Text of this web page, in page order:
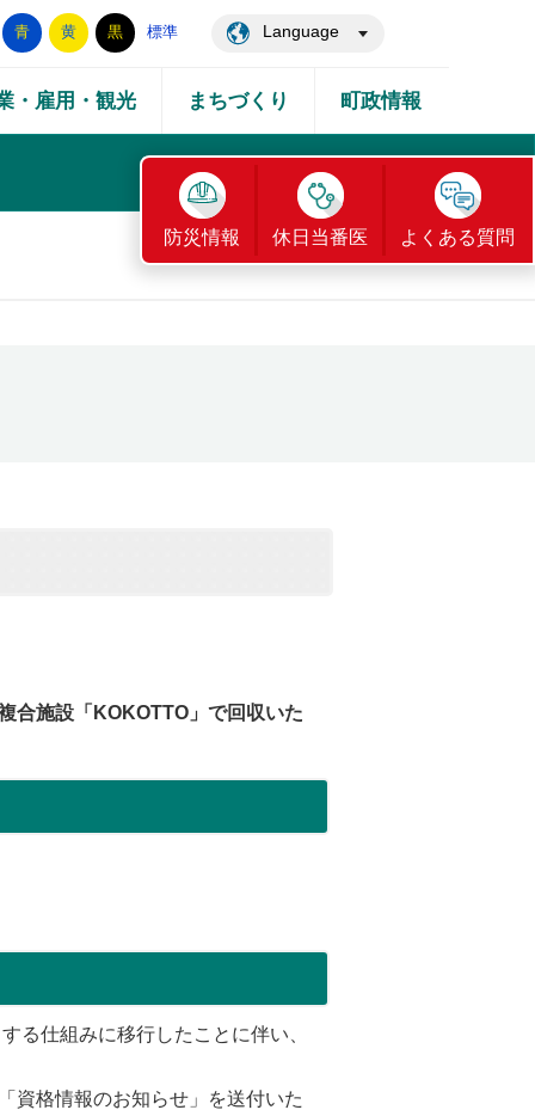
青 黄 黒 標準 Language
・雇用・観光 まちづくり 町政情報
防災情報 休日当番医 よくある質問
合施設「KOKOTTO」で回収いた
る仕組みに移行したことに伴い、
資格情報のお知らせ」を送付いた